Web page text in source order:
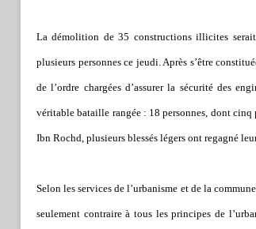
La démolition de 35 constructions illicites
plusieurs personnes ce jeudi. Après s’être
de l’ordre chargées d’assurer la sécurité des
véritable bataille rangée : 18 personnes, dont cinq
Ibn Rochd, plusieurs blessés légers ont regagné
Selon les services de l’urbanisme et de la
seulement contraire à tous les principes de